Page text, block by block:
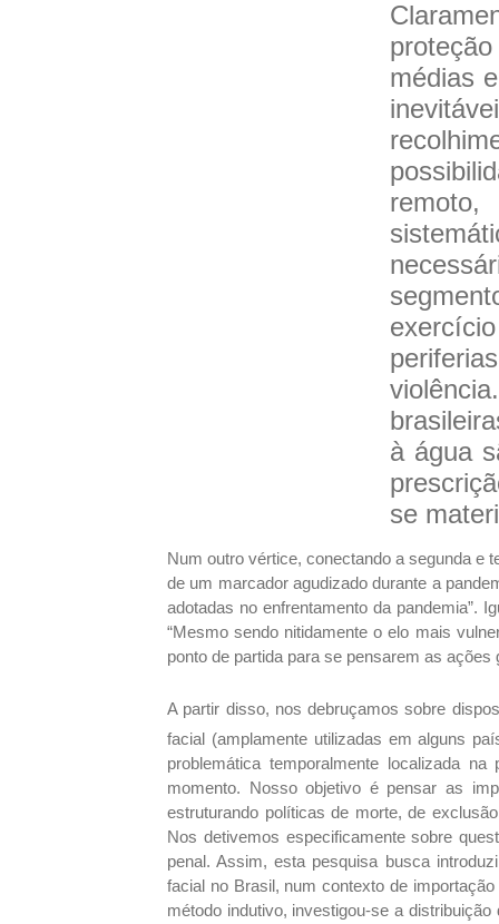
médias
à água
se
Num outro vértice, conectando a segunda e
de um marcador agudizado durante a
adotadas no enfrentamento da pandemia”.
“Mesmo sendo nitidamente o elo mais
ponto de partida para se pensarem as
A partir disso, nos debruçamos sobre
facial (amplamente utilizadas em alguns
problemática temporalmente localizada
momento. Nosso objetivo é pensar as
estruturando políticas de morte, de
Nos detivemos especificamente sobre
penal. Assim, esta pesquisa busca
facial no Brasil, num contexto de
método indutivo, investigou-se a